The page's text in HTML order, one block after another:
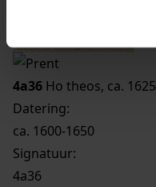
4a36 Ho theos, ca. 1625
Datering:
ca. 1600-1650
Signatuur:
4a36